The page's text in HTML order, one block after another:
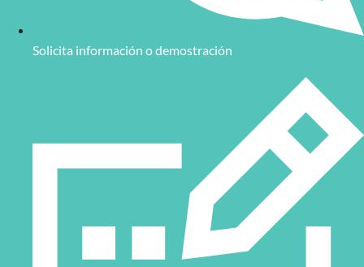
Solicita información o demostración